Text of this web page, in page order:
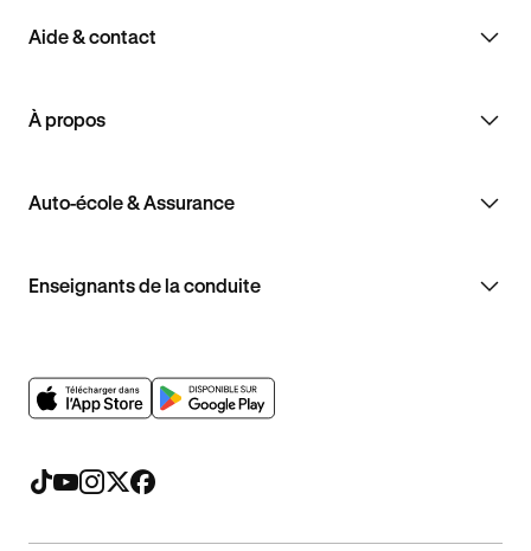
Aide & contact
À propos
Auto-école & Assurance
Enseignants de la conduite